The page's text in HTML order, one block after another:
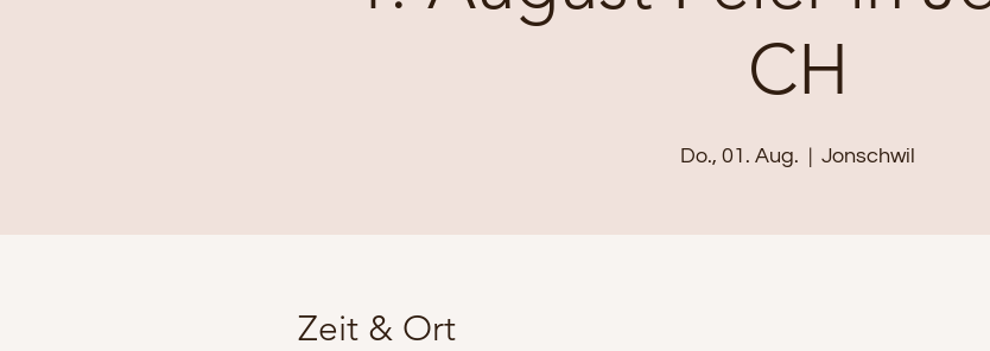
CH
Do., 01. Aug.
  |
Jonschwil
Zeit & Ort